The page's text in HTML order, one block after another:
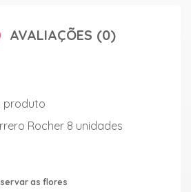
AVALIAÇÕES (0)
produto
Rocher 8 unidades
as flores